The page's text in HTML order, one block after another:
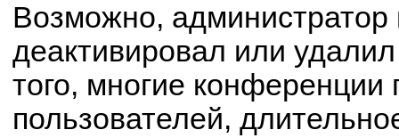
Возможно, администратор
деактивировал или
того, многие конференции
пользователей,